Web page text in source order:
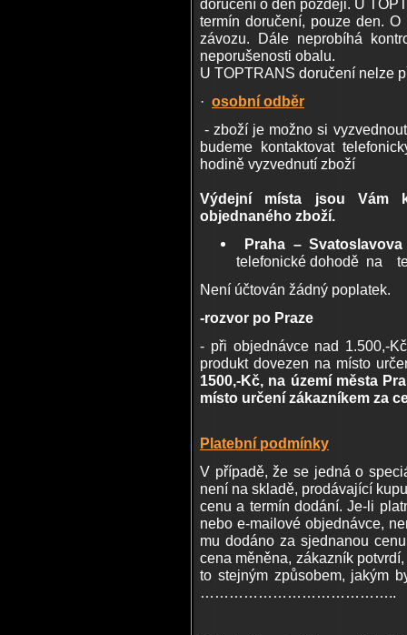
doručení o den později. U
termín doručení, pouze den.
závozu. Dále neprobíhá
neporušenosti obalu.
U TOPTRANS doručení nelze
· osobní odběr
- zboží je možno si
budeme kontaktovat
hodině vyzvednutí zboží
Výdejní místa jsou Vám
objednaného zboží.
Praha –
telefonické dohodě na
Není účtován žádný poplatek.
-rozvor po Praze
- při objednávce nad 1.500,-
produkt dovezen na místo
1500,-Kč, na území města
místo určení zákazníkem za
Platební podmínky
V případě, že se jedná o
není na skladě, prodávající
cenu a termín dodání. Je-li
nebo e-mailové objednávce,
mu dodáno za sjednanou
cena měněna, zákazník
to stejným způsobem,
…………………………………..